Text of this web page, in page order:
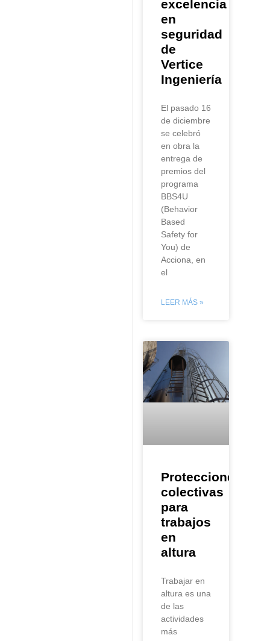
excelencia
en
seguridad
de
Vertice
Ingeniería
El pasado 16
de diciembre
se celebró
en obra la
entrega de
premios del
programa
BBS4U
(Behavior
Based
Safety for
You) de
Acciona, en
el
LEER MÁS »
Protecciones
colectivas
para
trabajos
en
altura
Trabajar en
altura es una
de las
actividades
más